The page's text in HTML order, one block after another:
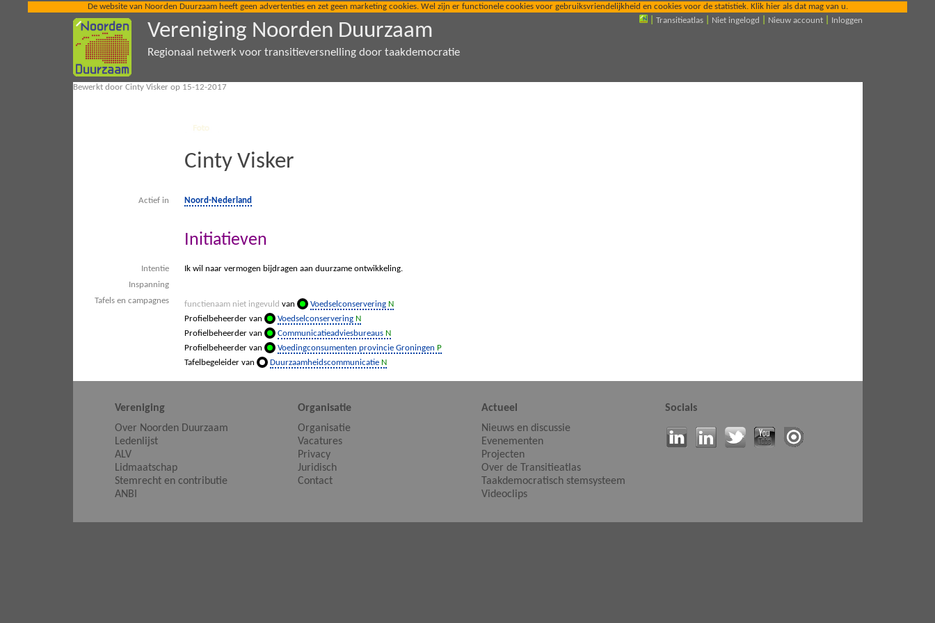
De website van Noorden Duurzaam heeft geen advertenties en zet geen marketing cookies. Wel zijn er functionele cookies voor gebruiksvriendelijkheid en cookies voor de statistiek. Klik hier als dat mag van u.
Vereniging Noorden Duurzaam
Regionaal netwerk voor transitieversnelling door taakdemocratie
Transitieatlas Niet ingelogd Nieuw account Inloggen
Bewerkt door Cinty Visker op 15-12-2017
Cinty Visker
Actief in Noord-Nederland
Initiatieven
Intentie
Ik wil naar vermogen bijdragen aan duurzame ontwikkeling.
Inspanning
Tafels en campagnes
functienaam niet ingevuld van Voedselconservering N
Profielbeheerder van
Voedselconservering N
Profielbeheerder van
Communicatieadviesbureaus N
Profielbeheerder van
Voedingconsumenten provincie Groningen P
Tafelbegeleider van
Duurzaamheidscommunicatie N
Vereniging
Over Noorden Duurzaam
Ledenlijst
ALV
Lidmaatschap
Stemrecht en contributie
ANBI
Organisatie
Organisatie
Vacatures
Privacy
Juridisch
Contact
Actueel
Nieuws en discussie
Evenementen
Projecten
Over de Transitieatlas
Taakdemocratisch stemsysteem
Videoclips
Socials